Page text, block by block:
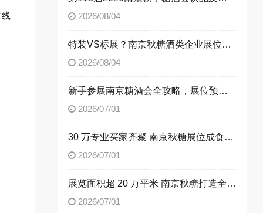
线
2026/08/04
特装VS标展？南京秋糖酒类企业展位选择指南
2026/08/04
新手参展南京糖酒会全攻略，展位预定流程一次性讲清楚
2026/07/01
30 万专业买家齐聚 南京秋糖展位成食饮企业招商首选阵地
2026/07/01
展览面积超 20 万平米 南京秋糖打造全品类食饮商贸平台
2026/07/01